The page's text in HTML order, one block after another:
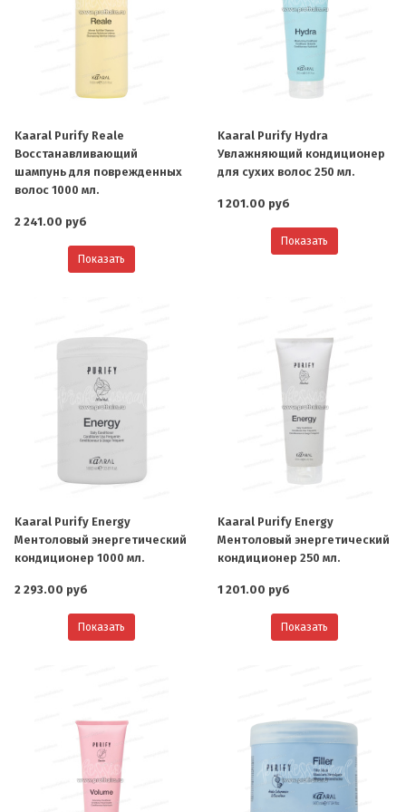
Kaaral Purify Reale
Восстанавливающий
шампунь для поврежденных
волос 1000 мл.
2 241.00 руб
Показать
Kaaral Purify Hydra
Увлажняющий кондиционер
для сухих волос 250 мл.
1 201.00 руб
Показать
Kaaral Purify Energy
Ментоловый энергетический
кондиционер 1000 мл.
2 293.00 руб
Показать
Kaaral Purify Energy
Ментоловый энергетический
кондиционер 250 мл.
1 201.00 руб
Показать